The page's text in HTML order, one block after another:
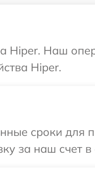
Hiper. Наш
Hiper.
сроки для
за наш счет